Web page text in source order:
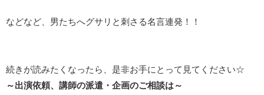
などなど、男たちへグサリと刺さる名言連発！！
続きが読みたくなったら、是非お手にとって見てください☆
～出演依頼、講師の派遣・企画のご相談は～